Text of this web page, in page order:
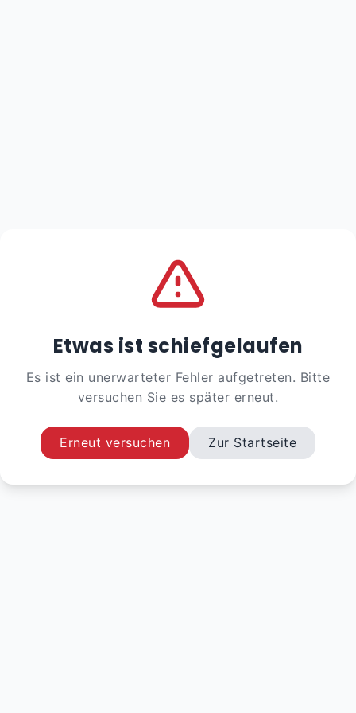
Etwas ist schiefgelaufen
Es ist ein unerwarteter Fehler aufgetreten. Bitte
versuchen Sie es später erneut.
Erneut versuchen Zur Startseite